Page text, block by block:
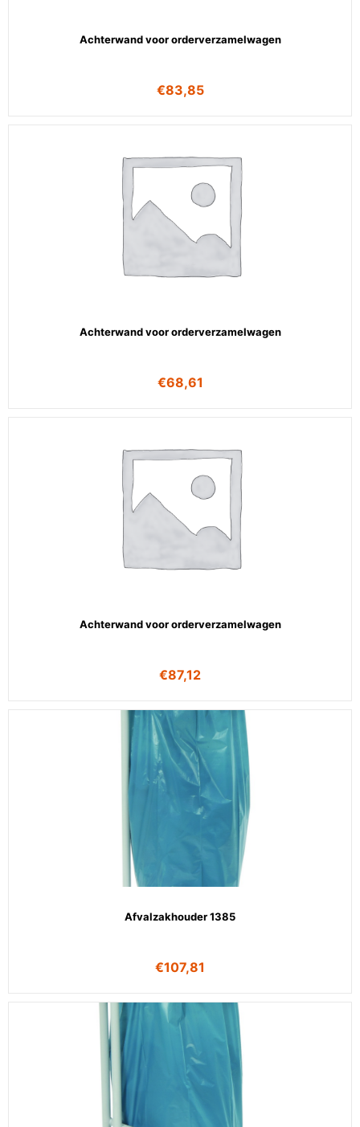
Achterwand voor orderverzamelwagen
€83,85
Achterwand voor orderverzamelwagen
€68,61
Achterwand voor orderverzamelwagen
€87,12
Afvalzakhouder 1385
€107,81